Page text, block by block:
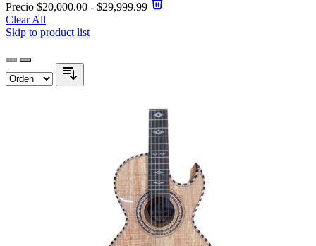
Precio $20,000.00 - $29,999.99
Clear All
Skip to product list